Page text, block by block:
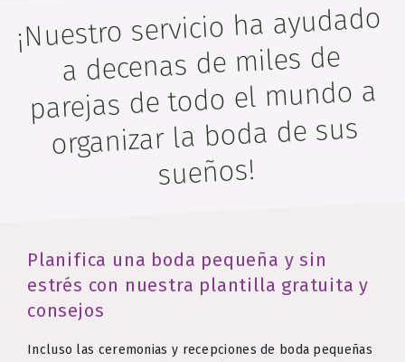
¡Nuestro servicio ha ayudado
a decenas de miles de
parejas de todo el mundo a
organizar la boda de sus
sueños!
Planifica una boda pequeña y sin
estrés con nuestra plantilla gratuita y
consejos
Incluso las ceremonias y recepciones de boda pequeñas